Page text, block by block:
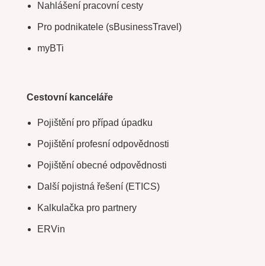
Nahlášení pracovní cesty
Pro podnikatele (sBusinessTravel)
myBTi
Cestovní kanceláře
Pojištění pro případ úpadku
Pojištění profesní odpovědnosti
Pojištění obecné odpovědnosti
Další pojistná řešení (ETICS)
Kalkulačka pro partnery
ERVin